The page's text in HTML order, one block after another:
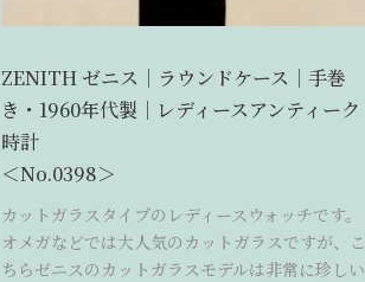
ZENITH ゼニス｜ラウンドケース｜手巻
き・1960年代製｜レディースアンティーク
時計
＜No.0398＞
カットガラスタイプのレディースウォッチです。
オメガなどでは大人気のカットガラスですが、こ
ちらゼニスのカットガラスモデルは非常に珍しい